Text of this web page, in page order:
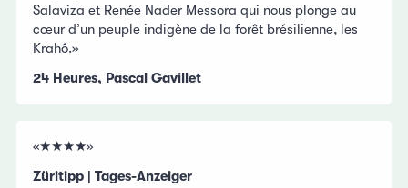
Salaviza et Renée Nader Messora qui nous plonge au
cœur d’un peuple indigène de la forêt brésilienne, les
Krahô.»
24 Heures, Pascal Gavillet
«★★★★»
Züritipp | Tages-Anzeiger